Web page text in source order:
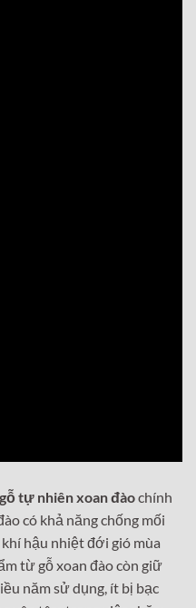
tự nhiên xoan đàochính
có khả năng chống mối
hậu nhiệt đới gió mùa
từ gỗ xoan đào còn giữ
năm sử dụng, ít bị bạc